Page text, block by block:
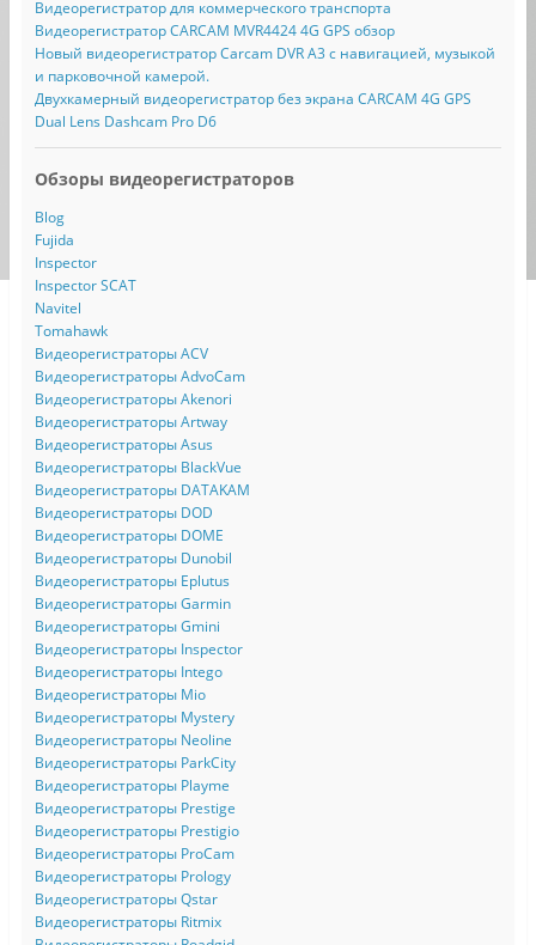
Видеорегистратор для коммерческого транспорта
Видеорегистратор CARCAM MVR4424 4G GPS обзор
Новый видеорегистратор Carcam DVR A3 с навигацией, музыкой
и парковочной камерой.
Двухкамерный видеорегистратор без экрана CARCAM 4G GPS
Dual Lens Dashcam Pro D6
Обзоры видеорегистраторов
Blog
Fujida
Inspector
Inspector SCAT
Navitel
Tomahawk
Видеорегистраторы ACV
Видеорегистраторы AdvoCam
Видеорегистраторы Akenori
Видеорегистраторы Artway
Видеорегистраторы Asus
Видеорегистраторы BlackVue
Видеорегистраторы DATAKAM
Видеорегистраторы DOD
Видеорегистраторы DOME
Видеорегистраторы Dunobil
Видеорегистраторы Eplutus
Видеорегистраторы Garmin
Видеорегистраторы Gmini
Видеорегистраторы Inspector
Видеорегистраторы Intego
Видеорегистраторы Mio
Видеорегистраторы Mystery
Видеорегистраторы Neoline
Видеорегистраторы ParkCity
Видеорегистраторы Playme
Видеорегистраторы Prestige
Видеорегистраторы Prestigio
Видеорегистраторы ProCam
Видеорегистраторы Prology
Видеорегистраторы Qstar
Видеорегистраторы Ritmix